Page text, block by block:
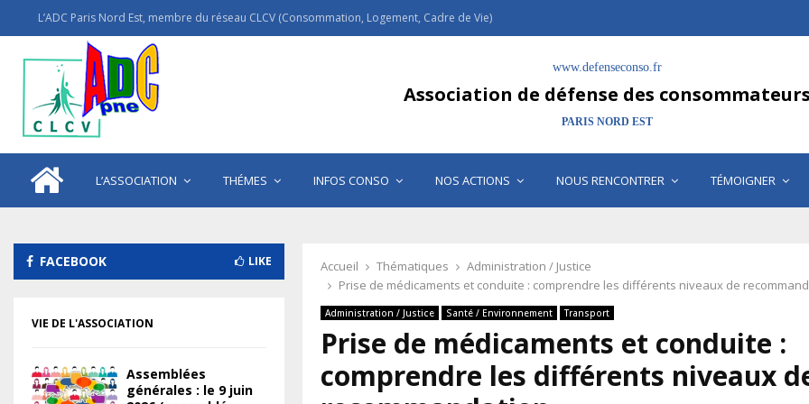
L’ADC Paris Nord Est, membre du réseau CLCV (Consommation, Logement, Cadre de Vie)
www.defenseconso.fr
Association de défense des consommateurs
PARIS NORD EST
L’ASSOCIATION THÉMES INFOS CONSO NOS ACTIONS NOUS RENCONTRER TÉMOIGNER
Accueil Thématiques
Administration / Justice
Prise de médicaments et conduite : comprendre les différents niveaux de
Administration / Justice Santé / Environnement Transport
Prise de médicaments et conduite :
comprendre les différents niveaux
FACEBOOK LIKE
VIE DE L'ASSOCIATION
Assemblées
générales : le 9 juin